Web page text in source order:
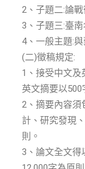
搜尋
2、子題二:論
3、子題三:臺
4、一般主題:
(二)徵稿規定:
1、接受中文及
英文摘要以500
2、摘要內容須
計、研究發現
則。
3、論文全文得